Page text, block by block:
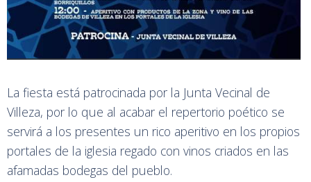
La fiesta está patrocinada por la Junta Vecinal de
Villeza, por lo que al acabar el repertorio poético se
servirá a los presentes un rico aperitivo en los propios
portales de la iglesia regado con vinos criados en las
afamadas bodegas del pueblo.